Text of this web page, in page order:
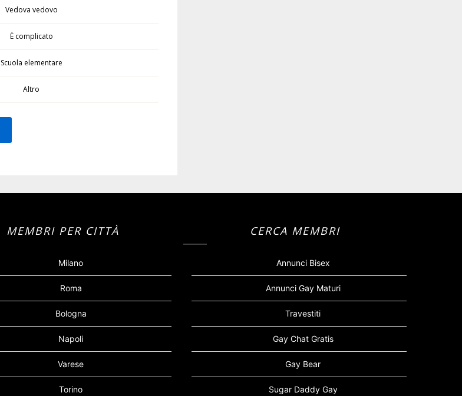
Vedova vedovo
È complicato
Scuola elementare
Altro
MEMBRI PER CITTÀ
Milano
Roma
Bologna
Napoli
Varese
Torino
CERCA MEMBRI
Annunci Bisex
Annunci Gay Maturi
Travestiti
Gay Chat Gratis
Gay Bear
Sugar Daddy Gay